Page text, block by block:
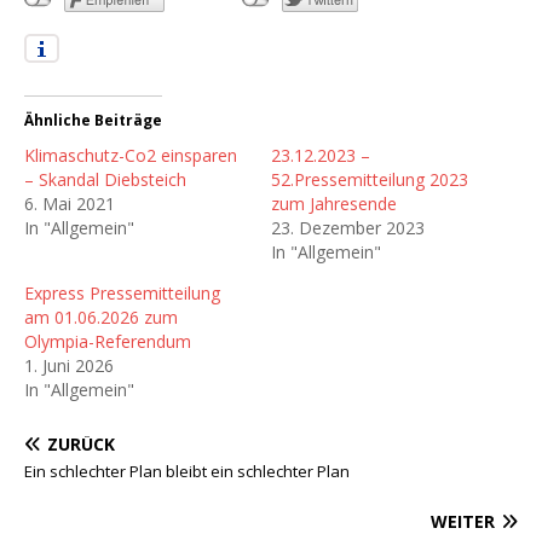
Ähnliche Beiträge
Klimaschutz-Co2 einsparen
– Skandal Diebsteich
6. Mai 2021
In "Allgemein"
23.12.2023 –
52.Pressemitteilung 2023
zum Jahresende
23. Dezember 2023
In "Allgemein"
Express Pressemitteilung
am 01.06.2026 zum
Olympia-Referendum
1. Juni 2026
In "Allgemein"
ZURÜCK
Ein schlechter Plan bleibt ein schlechter Plan
WEITER